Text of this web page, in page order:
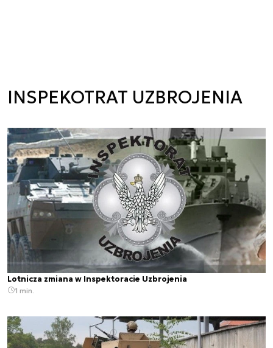
INSPEKOTRAT UZBROJENIA
Lotnicza zmiana w Inspektoracie Uzbrojenia
1 min.